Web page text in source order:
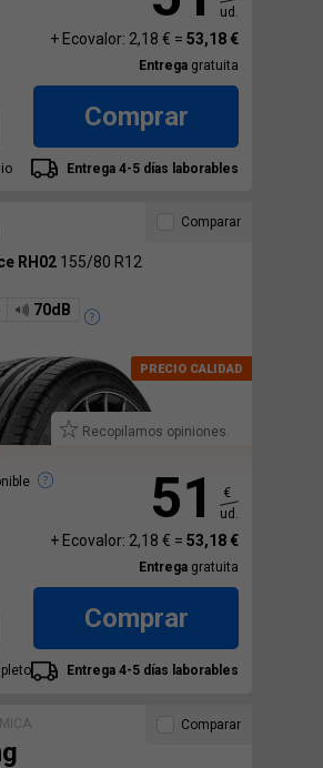
ud.
+ Ecovalor: 2,18 € = 53,18 €
Entrega gratuita
Comprar
Entrega 4-5 días laborables
RH02 155/80 R12
70dB
Recopilamos opiniones.
Comparar
51
€
ud.
+ Ecovalor: 2,18 € = 53,18 €
Entrega gratuita
Comprar
Entrega 4-5 días laborables
Comparar